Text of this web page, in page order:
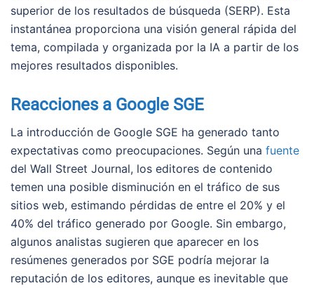
superior de los resultados de búsqueda (SERP). Esta
instantánea proporciona una visión general rápida del
tema, compilada y organizada por la IA a partir de los
mejores resultados disponibles.
Reacciones a Google SGE
La introducción de Google SGE ha generado tanto
expectativas como preocupaciones. Según una fuente
del Wall Street Journal, los editores de contenido
temen una posible disminución en el tráfico de sus
sitios web, estimando pérdidas de entre el 20% y el
40% del tráfico generado por Google. Sin embargo,
algunos analistas sugieren que aparecer en los
resúmenes generados por SGE podría mejorar la
reputación de los editores, aunque es inevitable que